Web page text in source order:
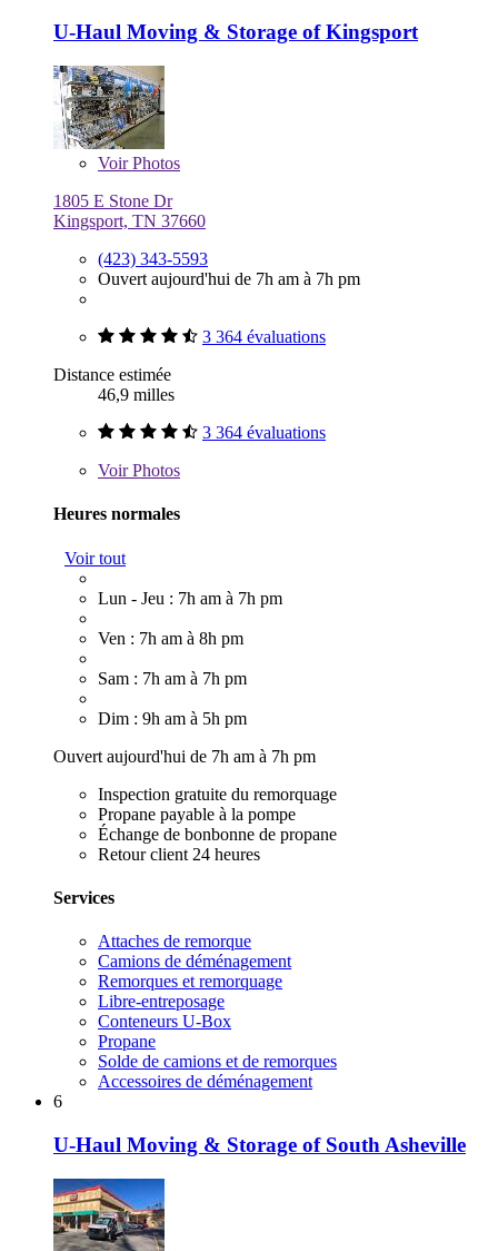
U-Haul Moving & Storage of Kingsport
VoirPhotos
1805 E Stone Dr
Kingsport, TN 37660
(423) 343-5593
Ouvert aujourd'hui de 7h am à 7h pm
3 364 évaluations
Distance estimée
46,9 milles
3 364 évaluations
VoirPhotos
Heures normales
Voir tout
Lun - Jeu : 7h am à 7h pm
Ven : 7h am à 8h pm
Sam : 7h am à 7h pm
Dim : 9h am à 5h pm
Ouvert aujourd'hui de 7h am à 7h pm
Inspection gratuite du remorquage
Propane payable à la pompe
Échange de bonbonne de propane
Retour client 24 heures
Services
Attaches de remorque
Camions de déménagement
Remorques et remorquage
Libre-entreposage
Conteneurs U-Box
Propane
Solde de camions et de remorques
Accessoires de déménagement
6
U-Haul Moving & Storage of South Asheville